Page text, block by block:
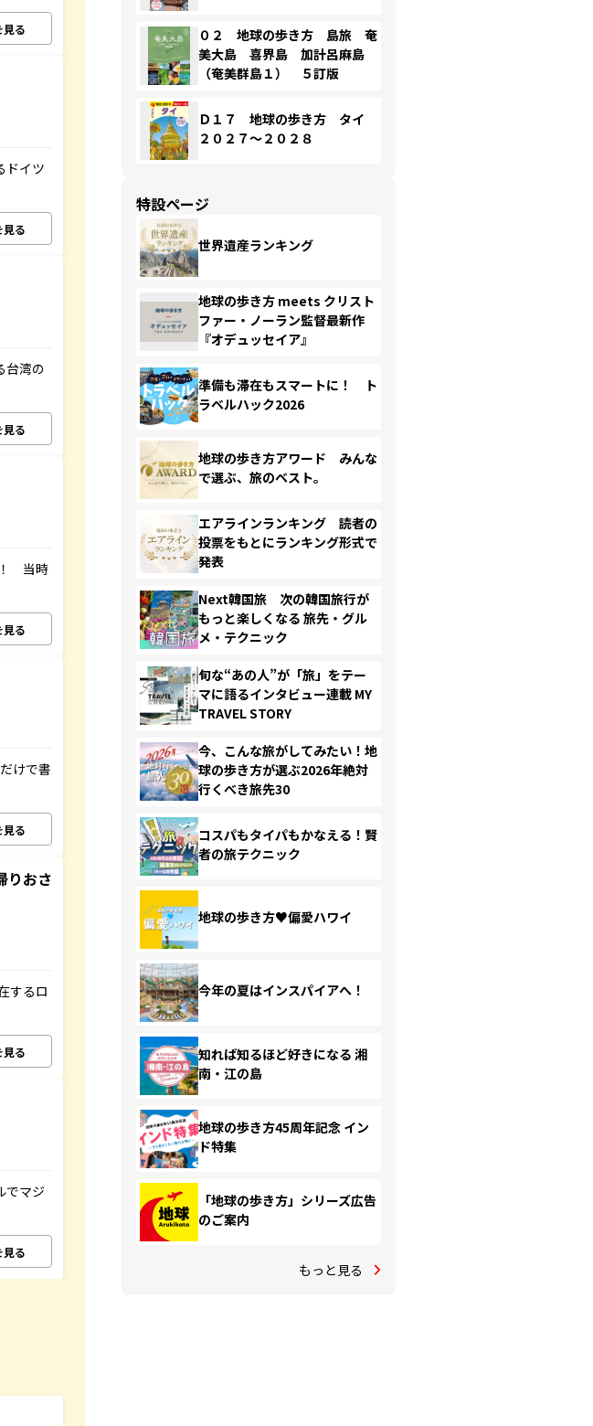
見る
ドイツ
見る
台湾の
見る
！ 当時
見る
けで書
見る
りおさ
するロ
見る
でマジ
見る
０２ 地球の歩き方 島旅 奄
美大島 喜界島 加計呂麻島
（奄美群島１） ５訂版
Ｄ１７ 地球の歩き方 タイ
２０２７～２０２８
特設ページ
世界遺産ランキング
地球の歩き方 meets クリスト
ファー・ノーラン監督最新作
『オデュッセイア』
準備も滞在もスマートに！ ト
ラベルハック2026
地球の歩き方アワード みんな
で選ぶ、旅のベスト。
エアラインランキング 読者の
投票をもとにランキング形式で
発表
Next韓国旅 次の韓国旅行が
もっと楽しくなる 旅先・グル
メ・テクニック
旬な“あの人”が「旅」をテー
マに語るインタビュー連載 MY
TRAVEL STORY
今、こんな旅がしてみたい！地
球の歩き方が選ぶ2026年絶対
行くべき旅先30
コスパもタイパもかなえる！賢
者の旅テクニック
地球の歩き方♥偏愛ハワイ
今年の夏はインスパイアへ！
知れば知るほど好きになる 湘
南・江の島
地球の歩き方45周年記念 イン
ド特集
「地球の歩き方」シリーズ広告
のご案内
もっと見る